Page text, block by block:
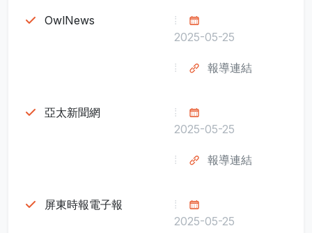
OwlNews
2025-05-25
報導連結
亞太新聞網
2025-05-25
報導連結
屏東時報電子報
2025-05-25